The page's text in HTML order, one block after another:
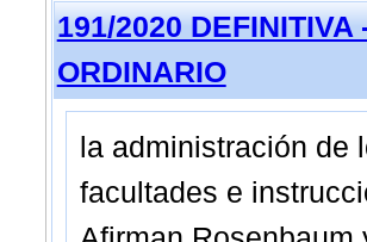
191/2020
ORDINARIO
la administración de
facultades e